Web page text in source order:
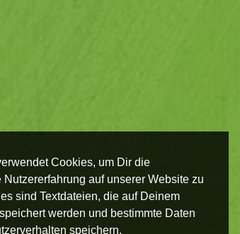
Cookies, um Dir die
Nutzererfahrung auf unserer Website zu
sind Textdateien, die auf Deinem
werden und bestimmte Daten
speichern.